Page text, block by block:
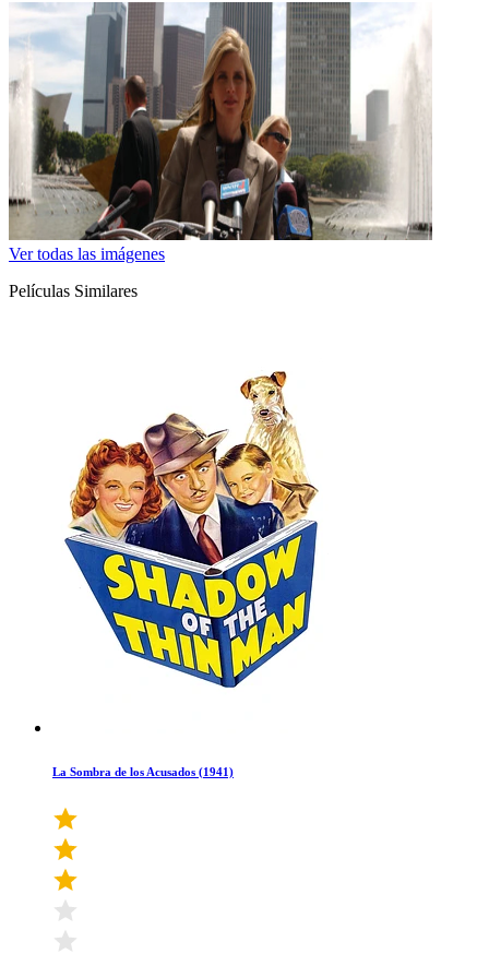
Ver todas las imágenes
Películas Similares
La Sombra de los Acusados (1941)